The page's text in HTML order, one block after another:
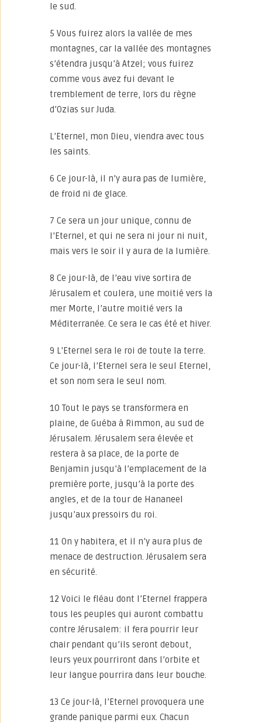
le sud.
5 Vous fuirez alors la vallée de mes
montagnes, car la vallée des montagnes
s’étendra jusqu’à Atzel; vous fuirez
comme vous avez fui devant le
tremblement de terre, lors du règne
d’Ozias sur Juda.
L’Eternel, mon Dieu, viendra avec tous
les saints.
6 Ce jour-là, il n’y aura pas de lumière,
de froid ni de glace.
7 Ce sera un jour unique, connu de
l’Eternel, et qui ne sera ni jour ni nuit,
mais vers le soir il y aura de la lumière.
8 Ce jour-là, de l’eau vive sortira de
Jérusalem et coulera, une moitié vers la
mer Morte, l’autre moitié vers la
Méditerranée. Ce sera le cas été et hiver.
9 L’Eternel sera le roi de toute la terre.
Ce jour-là, l’Eternel sera le seul Eternel,
et son nom sera le seul nom.
10 Tout le pays se transformera en
plaine, de Guéba à Rimmon, au sud de
Jérusalem. Jérusalem sera élevée et
restera à sa place, de la porte de
Benjamin jusqu’à l’emplacement de la
première porte, jusqu’à la porte des
angles, et de la tour de Hananeel
jusqu’aux pressoirs du roi.
11 On y habitera, et il n’y aura plus de
menace de destruction. Jérusalem sera
en sécurité.
12 Voici le fléau dont l’Eternel frappera
tous les peuples qui auront combattu
contre Jérusalem: il fera pourrir leur
chair pendant qu’ils seront debout,
leurs yeux pourriront dans l’orbite et
leur langue pourrira dans leur bouche.
13 Ce jour-là, l’Eternel provoquera une
grande panique parmi eux. Chacun